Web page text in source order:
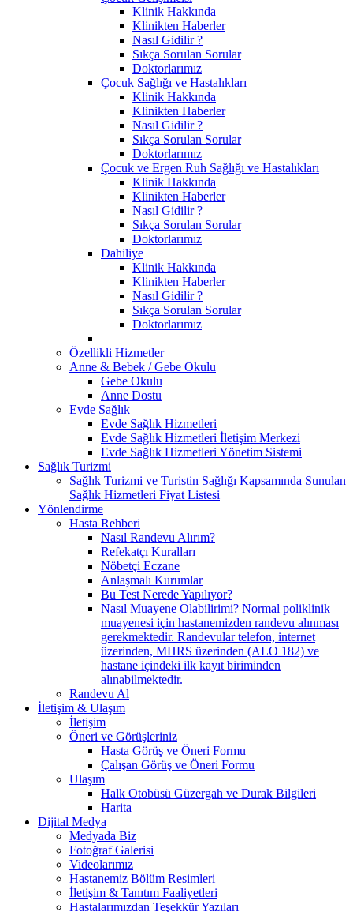
Klinik Hakkında
Klinikten Haberler
Nasıl Gidilir ?
Sıkça Sorulan Sorular
Doktorlarımız
Çocuk Sağlığı ve Hastalıkları
Klinik Hakkında
Klinikten Haberler
Nasıl Gidilir ?
Sıkça Sorulan Sorular
Doktorlarımız
Çocuk ve Ergen Ruh Sağlığı ve Hastalıkları
Klinik Hakkında
Klinikten Haberler
Nasıl Gidilir ?
Sıkça Sorulan Sorular
Doktorlarımız
Dahiliye
Klinik Hakkında
Klinikten Haberler
Nasıl Gidilir ?
Sıkça Sorulan Sorular
Doktorlarımız
Özellikli Hizmetler
Anne & Bebek / Gebe Okulu
Gebe Okulu
Anne Dostu
Evde Sağlık
Evde Sağlık Hizmetleri
Evde Sağlık Hizmetleri İletişim Merkezi
Evde Sağlık Hizmetleri Yönetim Sistemi
Sağlık Turizmi
Sağlık Turizmi ve Turistin Sağlığı Kapsamında Sunulan
Sağlık Hizmetleri Fiyat Listesi
Yönlendirme
Hasta Rehberi
Nasıl Randevu Alırım?
Refekatçı Kuralları
Nöbetçi Eczane
Anlaşmalı Kurumlar
Bu Test Nerede Yapılıyor?
Nasıl Muayene Olabilirimi? Normal poliklinik
muayenesi için hastanemizden randevu alınması
gerekmektedir. Randevular telefon, internet
üzerinden, MHRS üzerinden (ALO 182) ve
hastane içindeki ilk kayıt biriminden
alınabilmektedir.
Randevu Al
İletişim & Ulaşım
İletişim
Öneri ve Görüşleriniz
Hasta Görüş ve Öneri Formu
Çalışan Görüş ve Öneri Formu
Ulaşım
Halk Otobüsü Güzergah ve Durak Bilgileri
Harita
Dijital Medya
Medyada Biz
Fotoğraf Galerisi
Videolarımız
Hastanemiz Bölüm Resimleri
İletişim & Tanıtım Faaliyetleri
Hastalarımızdan Teşekkür Yazıları